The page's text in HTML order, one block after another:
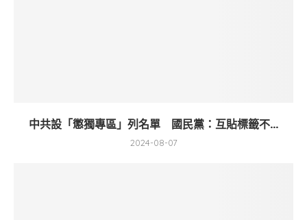
中共設「懲獨專區」列名單 國民黨：互貼標籤不...
2024-08-07